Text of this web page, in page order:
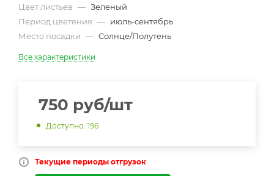
Цвет листьев — Зеленый
Период цветения — июль-сентябрь
Место посадки — Солнце/Полутень
Все характеристики
750 руб/шт
Доступно: 196
Текущие периоды отгрузок